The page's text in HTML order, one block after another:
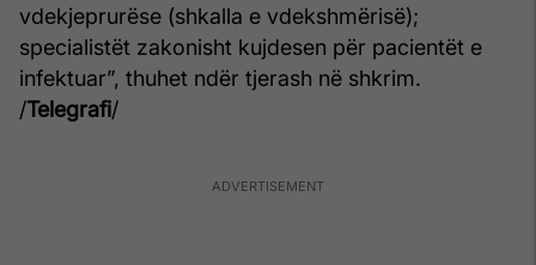
vdekjeprurëse (shkalla e vdekshmërisë);
specialistët zakonisht kujdesen për pacientët e
infektuar”, thuhet ndër tjerash në shkrim.
/Telegrafi/